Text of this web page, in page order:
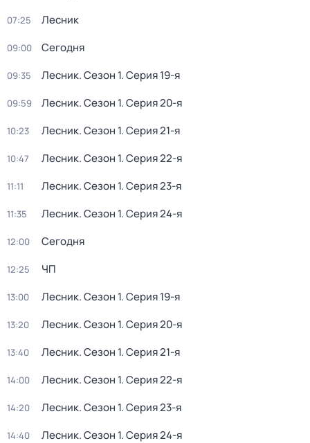
07:25 Лесник
09:00 Сегодня
09:35 Лесник. Сезон 1. Серия 19-я
09:59 Лесник. Сезон 1. Серия 20-я
10:23 Лесник. Сезон 1. Серия 21-я
10:47 Лесник. Сезон 1. Серия 22-я
11:11 Лесник. Сезон 1. Серия 23-я
11:35 Лесник. Сезон 1. Серия 24-я
12:00 Сегодня
12:25 ЧП
13:00 Лесник. Сезон 1. Серия 19-я
13:20 Лесник. Сезон 1. Серия 20-я
13:40 Лесник. Сезон 1. Серия 21-я
14:00 Лесник. Сезон 1. Серия 22-я
14:20 Лесник. Сезон 1. Серия 23-я
14:40 Лесник. Сезон 1. Серия 24-я